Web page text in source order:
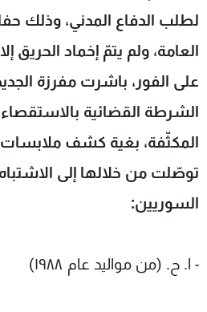
لطلب الدفاع المدني، وذلك
العامة، ولم يتمّ إخماد الحريق
على الفور، باشرت مفرزة
الشرطة القضائية
المكثّفة، بغية كشف
توصّلت من خلالها إلى
السوريين:
- ا. ح. (من مواليد عام ۱۹۸۸)